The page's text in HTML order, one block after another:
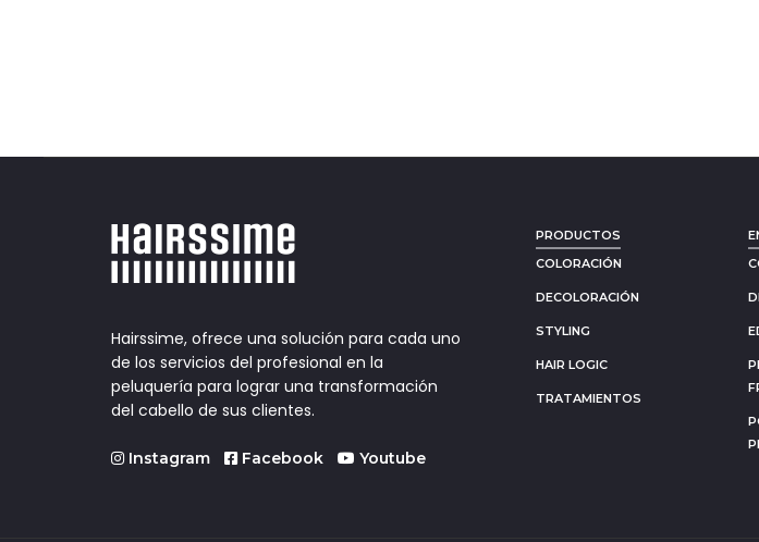
Hairssime, ofrece una solución para cada uno
de los servicios del profesional en la
peluquería para lograr una transformación
del cabello de sus clientes.
Instagram Facebook Youtube
PRODUCTOS
COLORACIÓN
DECOLORACIÓN
STYLING
HAIR LOGIC
TRATAMIENTOS